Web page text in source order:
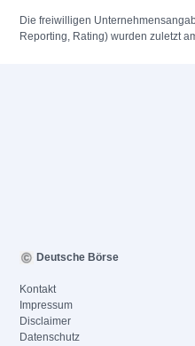
Die freiwilligen
Reporting, Rating) wurden zuletzt
Deutsche Börse
Kontakt
Impressum
Disclaimer
Datenschutz